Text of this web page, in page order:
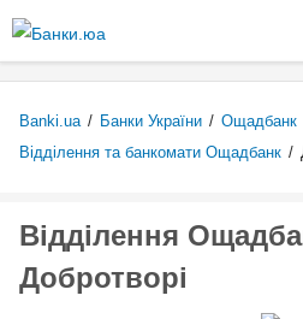
основного
Banki.ua / Банки України / Ощадбанк
Відділення та банкомати Ощадбанк /
Відділення
Добротворі